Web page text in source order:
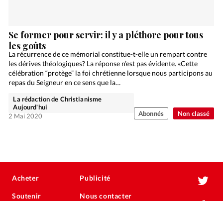
Non classé
Se former pour servir: il y a pléthore pour tous
les goûts
La récurrence de ce mémorial constitue-t-elle un rempart contre
les dérives théologiques? La réponse n’est pas évidente. «Cette
célébration “protège” la foi chrétienne lorsque nous participons au
repas du Seigneur en ce sens que la…
La rédaction de Christianisme
Aujourd'hui
2 Mai 2020
Abonnés
Acheter
Soutenir
Publicité
Nous contacter